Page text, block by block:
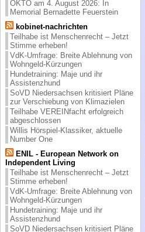
OKTO am 4. August 2026: In
Memorial Bernadette Feuerstein
kobinet-nachrichten
Teilhabe ist Menschenrecht – Jetzt
Stimme erheben!
VdK-Umfrage: Breite Ablehnung von
Wohngeld-Kürzungen
Hundetraining: Maje und ihr
Assistenzhund
SoVD Niedersachsen kritisiert Pläne
zur Verschiebung von Klimazielen
Teilhabe VEREINfacht erfolgreich
abgeschlossen
Willis Hörspiel-Klassiker, aktuelle
Number One
ENIL - European Network on
Independent Living
Teilhabe ist Menschenrecht – Jetzt
Stimme erheben!
VdK-Umfrage: Breite Ablehnung von
Wohngeld-Kürzungen
Hundetraining: Maje und ihr
Assistenzhund
SoVD Niedersachsen kritisiert Pläne